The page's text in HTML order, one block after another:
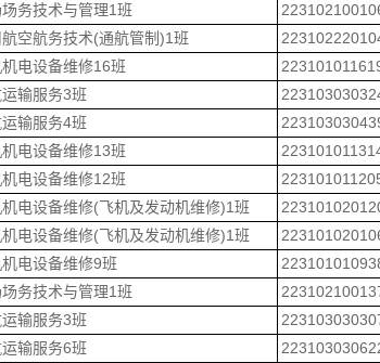
务技术与管理1班
空航务技术(通航管制)1班
电设备维修16班
输服务3班
输服务4班
电设备维修13班
电设备维修12班
电设备维修(飞机及发动机维修)1班
电设备维修(飞机及发动机维修)1班
电设备维修9班
务技术与管理1班
输服务3班
输服务6班